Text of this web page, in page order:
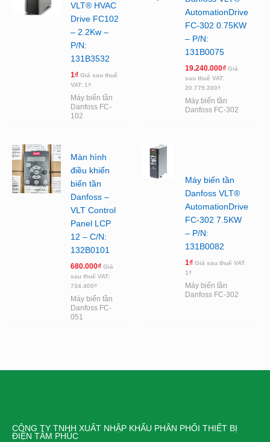
VLT® HVAC
Drive FC102
– 2.2Kw –
P/N:
131B3532
1₫ Giá sau thuế
VAT: 1₫
Máy biến tần
Danfoss FC-
102
AutomationDrive
FC-302 0.75KW
– P/N:
131B0075
19.240.000₫ Giá
sau thuế VAT:
20.779.200₫
Máy biến tần
Danfoss FC-302
Màn hình
điều khiển
biến tần
Danfoss –
VLT Control
Panel LCP
12 – C/N:
132B0101
680.000₫ Giá
sau thuế VAT:
734.400₫
Máy biến tần
Danfoss FC-
051
Máy biến tần
Danfoss VLT®
AutomationDrive
FC-302 7.5KW
– P/N:
131B0082
1₫ Giá sau thuế VAT:
1₫
Máy biến tần
Danfoss FC-302
CÔNG TY TNHH XUẤT NHẬP KHẨU PHÂN PHỐI THIẾT BỊ
ĐIỆN TÂM PHÚC